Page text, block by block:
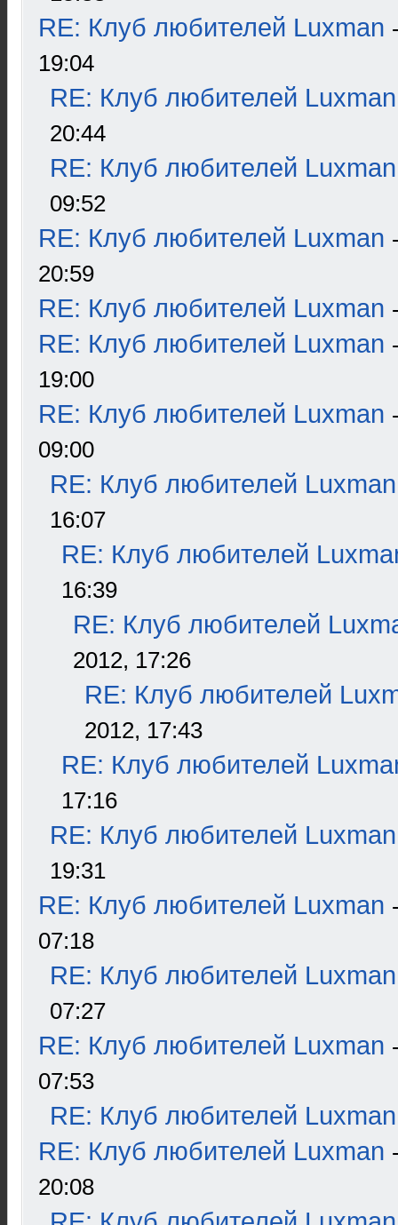
RE: Клуб любителей Luxman
19:04
RE: Клуб любителей Luxman
20:44
RE: Клуб любителей Luxman
09:52
RE: Клуб любителей Luxman
20:59
RE: Клуб любителей Luxman
RE: Клуб любителей Luxman
19:00
RE: Клуб любителей Luxman
09:00
RE: Клуб любителей Luxman
16:07
RE: Клуб любителей
16:39
RE: Клуб любителей
2012, 17:26
RE: Клуб любителей
2012, 17:43
RE: Клуб любителей
17:16
RE: Клуб любителей Luxman
19:31
RE: Клуб любителей Luxman
07:18
RE: Клуб любителей Luxman
07:27
RE: Клуб любителей Luxman
07:53
RE: Клуб любителей Luxman
RE: Клуб любителей Luxman
20:08